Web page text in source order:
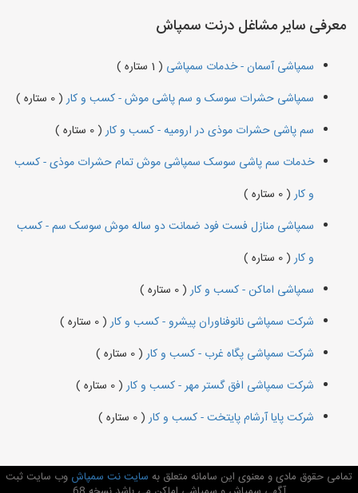
معرفی سایر مشاغل درنت سمپاش
سمپاشی آسمان - خدمات سمپاشی ( 1 ستاره )
سمپاشی حشرات سوسک و سم پاشی موش - کسب و کار( 0 ستاره )
سم پاشی حشرات موذی در ارومیه - کسب و کار( 0 ستاره )
خدمات سم پاشی سوسک سمپاشی موش تمام حشرات موذی - کسب
و کار( 0 ستاره )
سمپاشی منازل فست فود ضمانت دو ساله موش سوسک سم - کسب
و کار( 0 ستاره )
سمپاشی اماکن - کسب و کار( 0 ستاره )
شرکت سمپاشی نانوفناوران پیشرو - کسب و کار( 0 ستاره )
شرکت سمپاشی پگاه غرب - کسب و کار( 0 ستاره )
شرکت سمپاشی افق گستر مهر - کسب و کار( 0 ستاره )
شرکت پایا آرشام پایتخت - کسب و کار( 0 ستاره )
تمامی حقوق مادی و معنوی این سامانه متعلق به سایت نت سمپاش وب سایت ثبت